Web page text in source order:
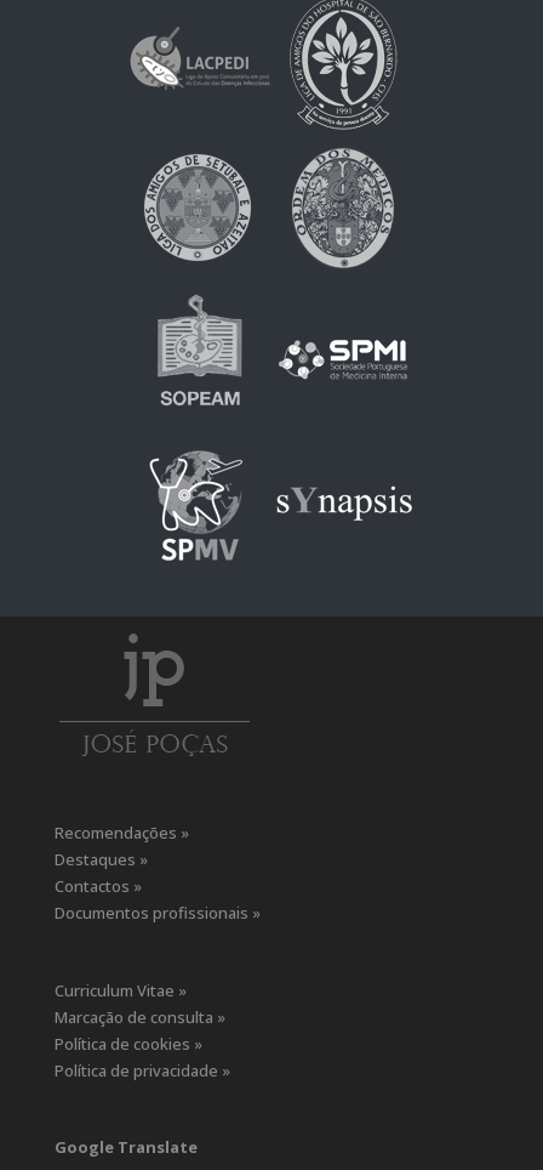
Recomendações »
Destaques »
Contactos »
Documentos profissionais »
Curriculum Vitae »
Marcação de consulta »
Política de cookies »
Política de privacidade »
Google Translate